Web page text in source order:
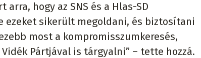
hogy az SNS és a Hlas-SD
ezeket sikerült megoldani, és biztosítani
most a kompromisszumkeresés,
Pártjával is tárgyalni” – tette hozzá.